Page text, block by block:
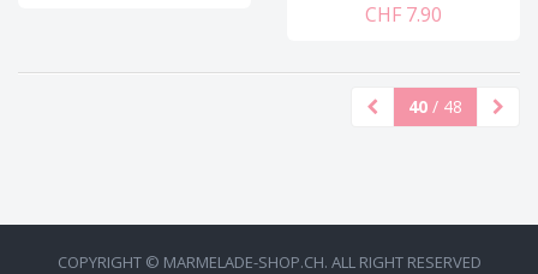
CHF 7.90
40 / 48
COPYRIGHT © MARMELADE-SHOP.CH. ALL RIGHT RESERVED